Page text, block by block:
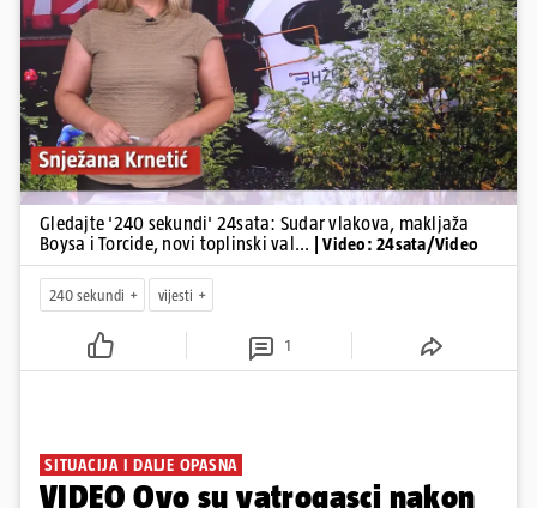
Pokretanje videa...
Gledajte '240 sekundi' 24sata: Sudar vlakova, makljaža
Boysa i Torcide, novi toplinski val...
| Video: 24sata/Video
240 sekundi vijesti
1
SITUACIJA I DALJE OPASNA
VIDEO Ovo su vatrogasci nakon